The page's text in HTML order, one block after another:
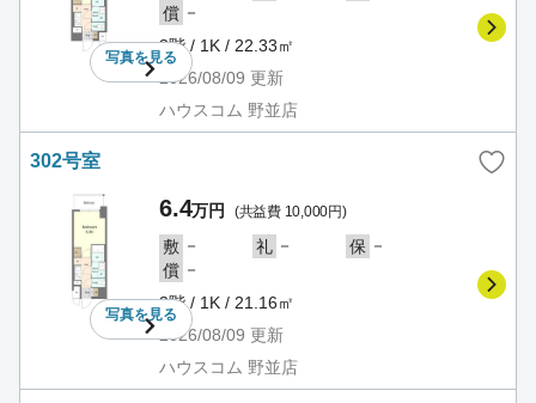
写真を見る
償 －
3階 / 1K / 22.33㎡
2026/08/09 更新
ハウスコム 野並店
302号室
写真を見る
6.4万円 (共益費 10,000円)
敷 － 礼 － 保 －
償 －
3階 / 1K / 21.16㎡
2026/08/09 更新
ハウスコム 野並店